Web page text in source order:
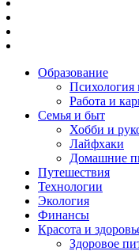
Образование
Психология
Работа и
Семья и быт
Хобби и
Лайфхаки
Домашние
Путешествия
Технологии
Экология
Финансы
Красота и
Здоровое